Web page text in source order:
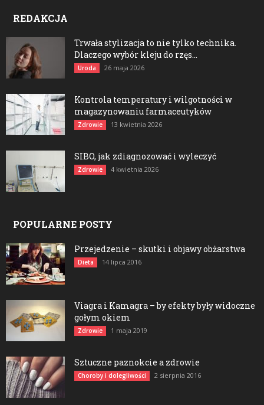
REDAKCJA
Trwała stylizacja to nie tylko technika.
Dlaczego wybór kleju do rzęs...
Uroda 26 maja 2026
Kontrola temperatury i wilgotności w
magazynowaniu farmaceutyków
Zdrowie 13 kwietnia 2026
SIBO, jak zdiagnozować i wyleczyć
Zdrowie 4 kwietnia 2026
POPULARNE POSTY
Przejedzenie – skutki i objawy obżarstwa
Dieta 14 lipca 2016
Viagra i Kamagra – by efekty były widoczne
gołym okiem
Zdrowie 1 maja 2019
Sztuczne paznokcie a zdrowie
Choroby i dolegliwości 2 sierpnia 2016